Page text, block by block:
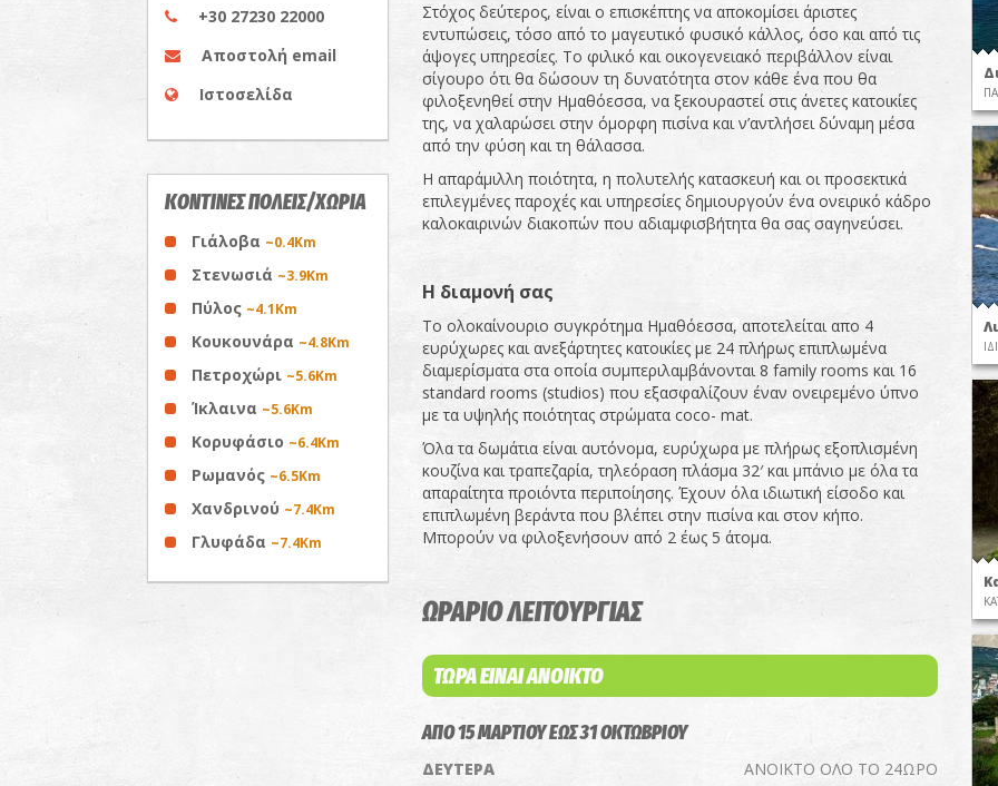
+30 27230 22000
Αποστολή email
Ιστοσελίδα
ΚΟΝΤΙΝΕΣ ΠΟΛΕΙΣ/ΧΩΡΙΑ
Γιάλοβα ~0.4Km
Στενωσιά ~3.9Km
Πύλος ~4.1Km
Κουκουνάρα ~4.8Km
Πετροχώρι ~5.6Km
Ίκλαινα ~5.6Km
Κορυφάσιο ~6.4Km
Ρωμανός ~6.5Km
Χανδρινού ~7.4Km
Γλυφάδα ~7.4Km
Στόχος δεύτερος, είναι ο επισκέπτης να αποκομίσει άριστες
εντυπώσεις, τόσο από το μαγευτικό φυσικό κάλλος, όσο και από τις
άψογες υπηρεσίες. Το φιλικό και οικογενειακό περιβάλλον είναι
σίγουρο ότι θα δώσουν τη δυνατότητα στον κάθε ένα που θα
φιλοξενηθεί στην Ημαθόεσσα, να ξεκουραστεί στις άνετες κατοικίες
της, να χαλαρώσει στην όμορφη πισίνα και ν’αντλήσει δύναμη μέσα
από την φύση και τη θάλασσα.
Η απαράμιλλη ποιότητα, η πολυτελής κατασκευή και οι προσεκτικά
επιλεγμένες παροχές και υπηρεσίες δημιουργούν ένα ονειρικό κάδρο
καλοκαιρινών διακοπών που αδιαμφισβήτητα θα σας σαγηνεύσει.
Η διαμονή σας
Το ολοκαίνουριο συγκρότημα Ημαθόεσσα, αποτελείται απο 4
ευρύχωρες και ανεξάρτητες κατοικίες με 24 πλήρως επιπλωμένα
διαμερίσματα στα οποία συμπεριλαμβάνονται 8 family rooms και 16
standard rooms (studios) που εξασφαλίζουν έναν ονειρεμένο ύπνο
με τα υψηλής ποιότητας στρώματα coco- mat.
Όλα τα δωμάτια είναι αυτόνομα, ευρύχωρα με πλήρως εξοπλισμένη
κουζίνα και τραπεζαρία, τηλεόραση πλάσμα 32′ και μπάνιο με όλα τα
απαραίτητα προιόντα περιποίησης. Έχουν όλα ιδιωτική είσοδο και
επιπλωμένη βεράντα που βλέπει στην πισίνα και στον κήπο.
Μπορούν να φιλοξενήσουν από 2 έως 5 άτομα.
ΩΡΑΡΙΟ ΛΕΙΤΟΥΡΓΙΑΣ
ΤΩΡΑ ΕΙΝΑΙ ΑΝΟΙΚΤΟ
ΑΠΟ 15 ΜΑΡΤΙΟΥ ΕΩΣ 31 ΟΚΤΩΒΡΙΟΥ
ΔΕΥΤΕΡΑ ΑΝΟΙΚΤΟ ΟΛΟ ΤΟ 24ΩΡΟ